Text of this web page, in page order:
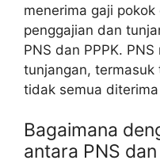
menerima gaji
penggajian dan
PNS dan PPPK.
tunjangan, termasuk
tidak semua diterima
Bagaimana
antara PNS dan